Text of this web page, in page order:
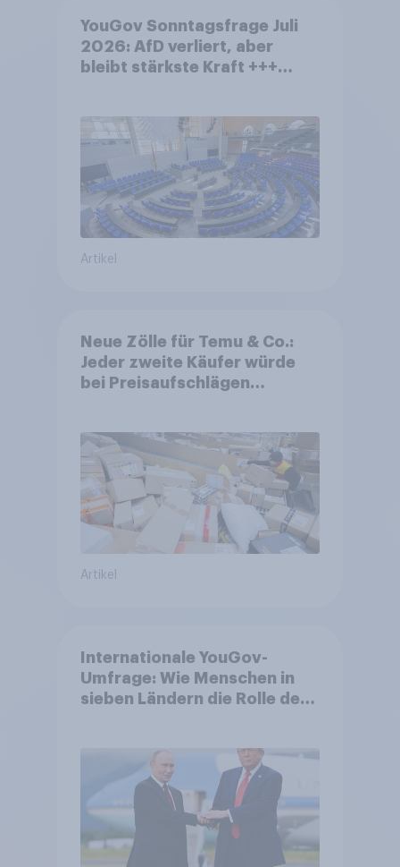
YouGov Sonntagsfrage Juli
2026: AfD verliert, aber
bleibt stärkste Kraft +++
Artikel
Neue Zölle für Temu & Co.:
Jeder zweite Käufer würde
bei Preisaufschlägen
Artikel
Internationale YouGov-
Umfrage: Wie Menschen in
sieben Ländern die Rolle der
Bedrohungen und Bündnisse
bewerten